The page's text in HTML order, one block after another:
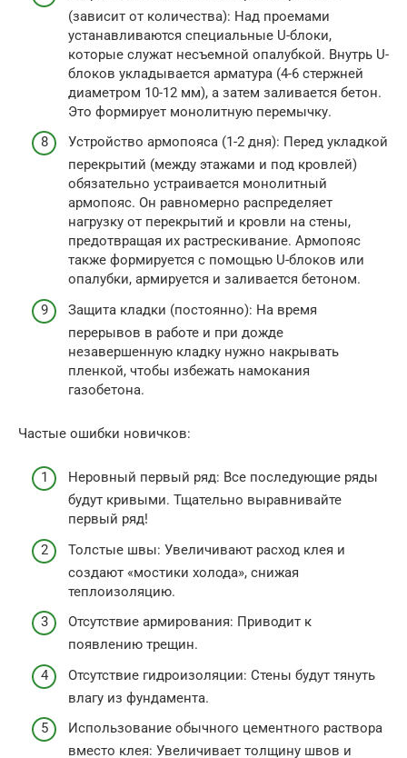
(зависит от количества): Над проемами
устанавливаются специальные U-блоки,
которые служат несъемной опалубкой. Внутрь U-
блоков укладывается арматура (4-6 стержней
диаметром 10-12 мм), а затем заливается бетон.
Это формирует монолитную перемычку.
Устройство армопояса (1-2 дня): Перед укладкой
перекрытий (между этажами и под кровлей)
обязательно устраивается монолитный
армопояс. Он равномерно распределяет
нагрузку от перекрытий и кровли на стены,
предотвращая их растрескивание. Армопояс
также формируется с помощью U-блоков или
опалубки, армируется и заливается бетоном.
Защита кладки (постоянно): На время
перерывов в работе и при дожде
незавершенную кладку нужно накрывать
пленкой, чтобы избежать намокания
газобетона.
Частые ошибки новичков:
Неровный первый ряд: Все последующие ряды
будут кривыми. Тщательно выравнивайте
первый ряд!
Толстые швы: Увеличивают расход клея и
создают «мостики холода», снижая
теплоизоляцию.
Отсутствие армирования: Приводит к
появлению трещин.
Отсутствие гидроизоляции: Стены будут тянуть
влагу из фундамента.
Использование обычного цементного раствора
вместо клея: Увеличивает толщину швов и